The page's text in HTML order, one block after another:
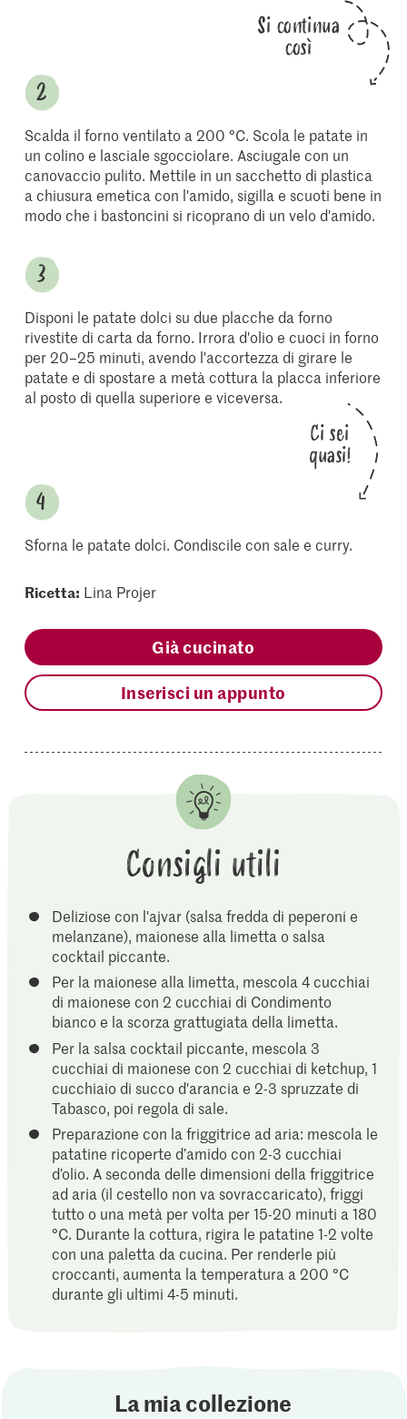
Si continua
così
Scalda il forno ventilato a 200 °C. Scola le patate in
un colino e lasciale sgocciolare. Asciugale con un
canovaccio pulito. Mettile in un sacchetto di plastica
a chiusura emetica con l'amido, sigilla e scuoti bene in
modo che i bastoncini si ricoprano di un velo d'amido.
Disponi le patate dolci su due placche da forno
rivestite di carta da forno. Irrora d'olio e cuoci in forno
per 20–25 minuti, avendo l'accortezza di girare le
patate e di spostare a metà cottura la placca inferiore
al posto di quella superiore e viceversa.
Ci sei
quasi!
Sforna le patate dolci. Condiscile con sale e curry.
Ricetta: Lina Projer
Già cucinato
Inserisci un appunto
Consigli utili
Deliziose con l'ajvar (salsa fredda di peperoni e
melanzane), maionese alla limetta o salsa
cocktail piccante.
Per la maionese alla limetta, mescola 4 cucchiai
di maionese con 2 cucchiai di Condimento
bianco e la scorza grattugiata della limetta.
Per la salsa cocktail piccante, mescola 3
cucchiai di maionese con 2 cucchiai di ketchup, 1
cucchiaio di succo d'arancia e 2-3 spruzzate di
Tabasco, poi regola di sale.
Preparazione con la friggitrice ad aria: mescola le
patatine ricoperte d’amido con 2-3 cucchiai
d’olio. A seconda delle dimensioni della friggitrice
ad aria (il cestello non va sovraccaricato), friggi
tutto o una metà per volta per 15-20 minuti a 180
°C. Durante la cottura, rigira le patatine 1-2 volte
con una paletta da cucina. Per renderle più
croccanti, aumenta la temperatura a 200 °C
durante gli ultimi 4-5 minuti.
La mia collezione